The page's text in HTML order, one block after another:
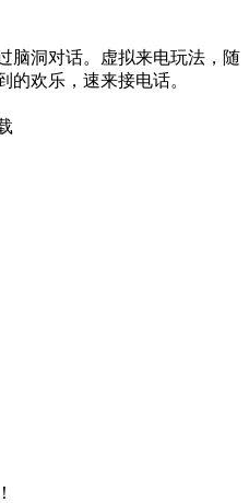
脑洞对话。虚拟来电玩法，随
的欢乐，速来接电话。